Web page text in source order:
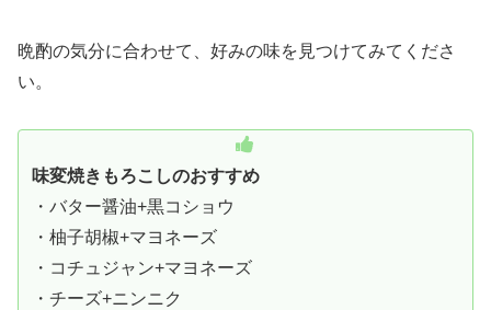
晩酌の気分に合わせて、好みの味を見つけてみてくださ
い。
味変焼きもろこしのおすすめ
・バター醤油+黒コショウ
・柚子胡椒+マヨネーズ
・コチュジャン+マヨネーズ
・チーズ+ニンニク